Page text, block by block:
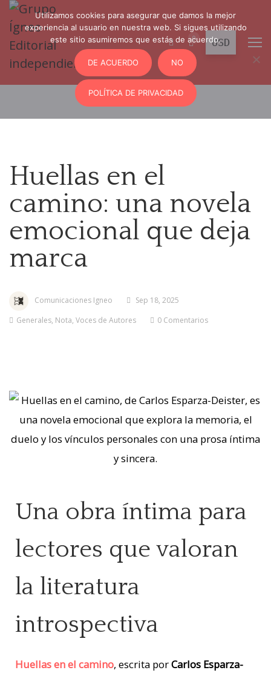
0
Huellas en el
camino: una novela
emocional que deja
marca
Comunicaciones Igneo
Sep 18, 2025
Generales, Nota, Voces de Autores 0 Comentarios
Una obra íntima para
lectores que valoran
la literatura
introspectiva
Huellas en el camino, escrita porCarlos Esparza-
Utilizamos cookies para asegurar que damos la mejor
experiencia al usuario en nuestra web. Si sigues utilizando
este sitio asumiremos que estás de acuerdo.
DE ACUERDO NO
POLÍTICA DE PRIVACIDAD